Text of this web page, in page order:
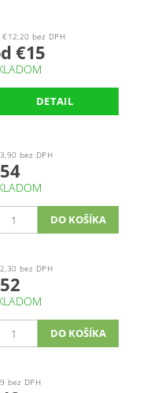
€12,20 bez DPH
€15
DETAIL
bez DPH
bez DPH
bez DPH